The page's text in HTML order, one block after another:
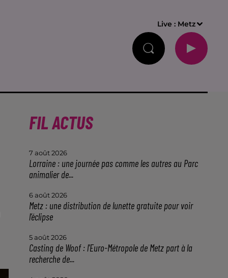
Live : Metz
FIL ACTUS
7 août 2026
Lorraine : une journée pas comme les autres au Parc
animalier de...
6 août 2026
Metz : une distribution de lunette gratuite pour voir
l’éclipse
5 août 2026
Casting de Woof : l'Euro-Métropole de Metz part à la
recherche de...